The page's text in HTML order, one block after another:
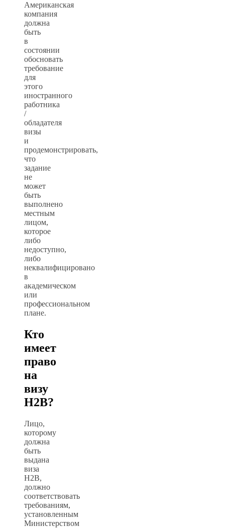
Американская
компания
должна
быть
в
состоянии
обосновать
требование
для
этого
иностранного
работника
/
обладателя
визы
и
продемонстрировать,
что
задание
не
может
быть
выполнено
местным
лицом,
которое
либо
недоступно,
либо
неквалифицировано
в
академическом
или
профессиональном
плане.
Кто
имеет
право
на
визу
H2B?
Лицо,
которому
должна
быть
выдана
виза
H2B,
должно
соответствовать
требованиям,
установленным
Министерством